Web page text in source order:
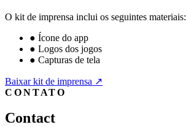
O kit de imprensa inclui os seguintes materiais:
● Ícone do app
● Logos dos jogos
● Capturas de tela
Baixar kit de imprensa ↗
CONTATO
Contact